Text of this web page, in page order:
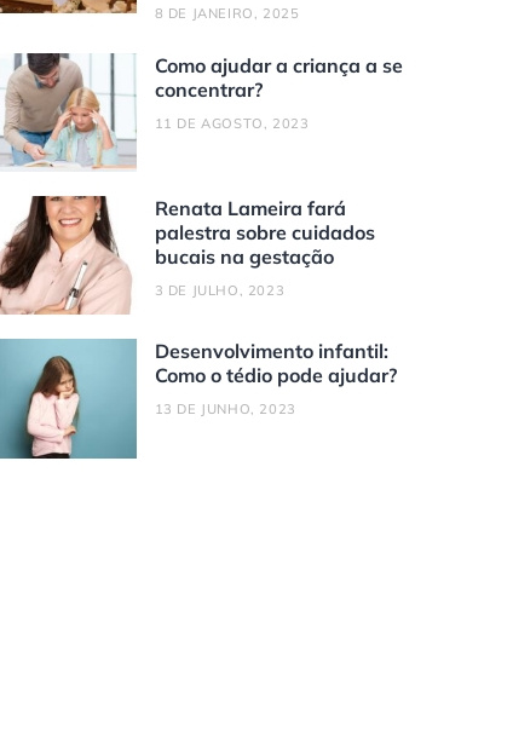
8 DE JANEIRO, 2025
Como ajudar a criança a se
concentrar?
11 DE AGOSTO, 2023
Renata Lameira fará
palestra sobre cuidados
bucais na gestação
3 DE JULHO, 2023
Desenvolvimento infantil:
Como o tédio pode ajudar?
13 DE JUNHO, 2023